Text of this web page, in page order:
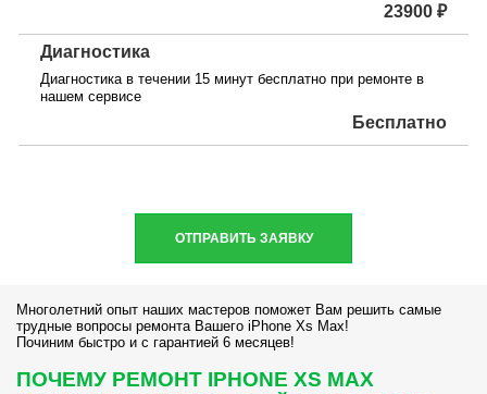
23900 ₽
Диагностика
Диагностика в течении 15 минут бесплатно при ремонте в
нашем сервисе
Бесплатно
ОТПРАВИТЬ ЗАЯВКУ
Многолетний опыт наших мастеров поможет Вам решить самые
трудные вопросы ремонта Вашего iPhone Xs Max!
Починим быстро и с гарантией 6 месяцев!
ПОЧЕМУ РЕМОНТ IPHONE XS MAX